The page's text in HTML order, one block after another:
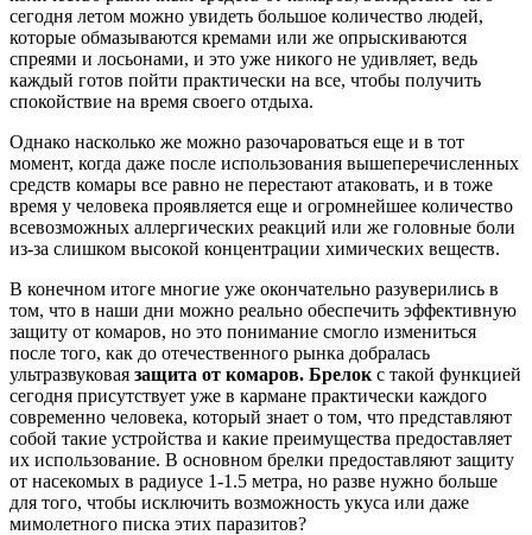
сегодня летом можно увидеть большое количество людей,
которые обмазываются кремами или же опрыскиваются
спреями и лосьонами, и это уже никого не удивляет, ведь
каждый готов пойти практически на все, чтобы получить
спокойствие на время своего отдыха.
Однако насколько же можно разочароваться еще и в тот
момент, когда даже после использования вышеперечисленных
средств комары все равно не перестают атаковать, и в тоже
время у человека проявляется еще и огромнейшее количество
всевозможных аллергических реакций или же головные боли
из-за слишком высокой концентрации химических веществ.
В конечном итоге многие уже окончательно разуверились в
том, что в наши дни можно реально обеспечить эффективную
защиту от комаров, но это понимание смогло измениться
после того, как до отечественного рынка добралась
ультразвуковая защита от комаров. Брелок с такой функцией
сегодня присутствует уже в кармане практически каждого
современно человека, который знает о том, что представляют
собой такие устройства и какие преимущества предоставляет
их использование. В основном брелки предоставляют защиту
от насекомых в радиусе 1-1.5 метра, но разве нужно больше
для того, чтобы исключить возможность укуса или даже
мимолетного писка этих паразитов?